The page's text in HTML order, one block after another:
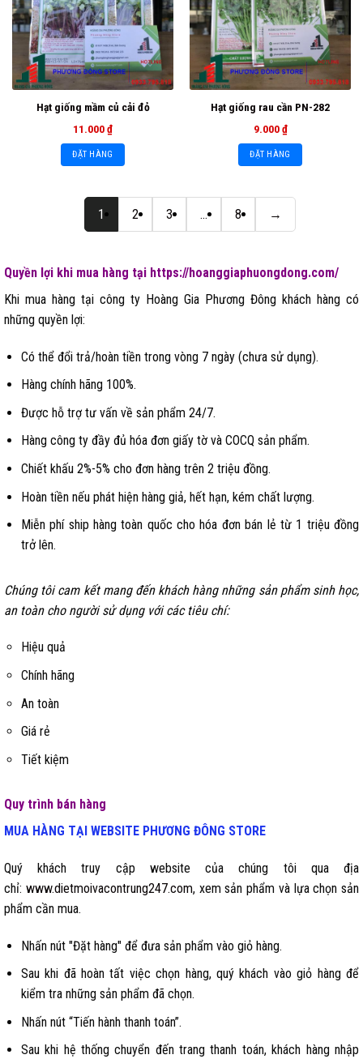
Hạt giống mầm củ cải đỏ
11.000₫
ĐẶT HÀNG
Hạt giống rau cần PN-282
9.000₫
ĐẶT HÀNG
1 2 3 ... 8 →
Quyền lợi khi mua hàng tại https://hoanggiaphuongdong.com/
Khi mua hàng tại công ty Hoàng Gia Phương Đông khách hàng có
những quyền lợi:
Có thể đổi trả/hoàn tiền trong vòng 7 ngày (chưa sử dụng).
Hàng chính hãng 100%.
Được hỗ trợ tư vấn về sản phẩm 24/7.
Hàng công ty đầy đủ hóa đơn giấy tờ và COCQ sản phẩm.
Chiết khấu 2%-5% cho đơn hàng trên 2 triệu đồng.
Hoàn tiền nếu phát hiện hàng giả, hết hạn, kém chất lượng.
Miễn phí ship hàng toàn quốc cho hóa đơn bán lẻ từ 1 triệu đồng
trở lên.
Chúng tôi cam kết mang đến khách hàng những sản phẩm sinh học,
an toàn cho người sử dụng với các tiêu chí:
Hiệu quả
Chính hãng
An toàn
Giá rẻ
Tiết kiệm
Quy trình bán hàng
MUA HÀNG TẠI WEBSITE PHƯƠNG ĐÔNG STORE
Quý khách truy cập website của chúng tôi qua địa
chỉ: www.dietmoivacontrung247.com, xem sản phẩm và lựa chọn sản
phẩm cần mua.
Nhấn nút "Đặt hàng" để đưa sản phẩm vào giỏ hàng.
Sau khi đã hoàn tất việc chọn hàng, quý khách vào giỏ hàng để
kiểm tra những sản phẩm đã chọn.
Nhấn nút “Tiến hành thanh toán”.
Sau khi hệ thống chuyển đến trang thanh toán, khách hàng nhập